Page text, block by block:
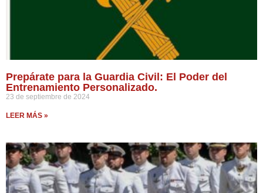
Prepárate para la Guardia Civil: El Poder del
Entrenamiento Personalizado.
23 de septiembre de 2024
LEER MÁS »